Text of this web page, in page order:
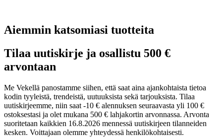
Aiemmin katsomiasi tuotteita
Tilaa uutiskirje ja osallistu 500 €
arvontaan
Me Vekellä panostamme siihen, että saat aina ajankohtaista tietoa
kodin tyyleistä, trendeistä, uutuuksista sekä tarjouksista. Tilaa
uutiskirjeemme, niin saat -10 € alennuksen seuraavasta yli 100 €
ostoksestasi ja olet mukana 500 € lahjakortin arvonnassa. Arvonta
suoritetaan kaikkien 16.8.2026 mennessä uutiskirjeen tilanneiden
kesken. Voittajaan olemme yhteydessä henkilökohtaisesti.